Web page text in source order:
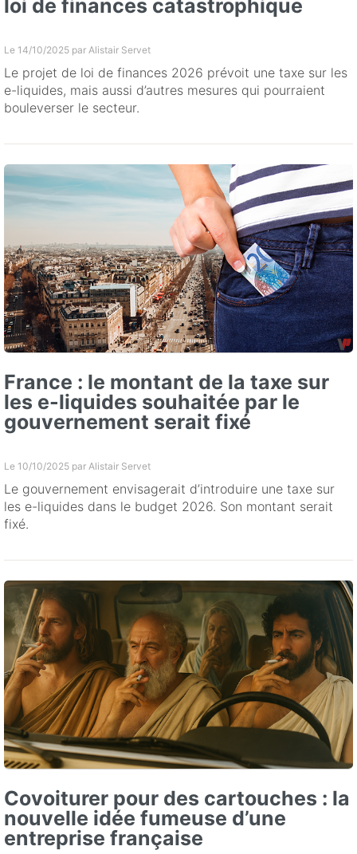
loi de finances catastrophique
Le 14/10/2025 par Alistair Servet
Le projet de loi de finances 2026 prévoit une taxe sur les
e-liquides, mais aussi d’autres mesures qui pourraient
bouleverser le secteur.
France : le montant de la taxe sur
les e-liquides souhaitée par le
gouvernement serait fixé
Le 10/10/2025 par Alistair Servet
Le gouvernement envisagerait d’introduire une taxe sur
les e-liquides dans le budget 2026. Son montant serait
fixé.
Covoiturer pour des cartouches : la
nouvelle idée fumeuse d’une
entreprise française